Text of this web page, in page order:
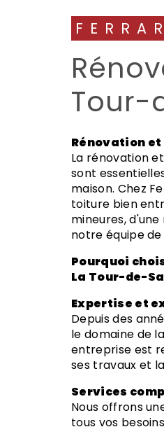
Rénovation toiture à La
Tour-
Rénovation
La rénovation
sont
maison. Chez
toiture bien
mineures,
notre équipe
Pourquoi choisir Ferraris SAS pour vos travaux de toiture à
La Tour-de-
Expertise et
Depuis des
le domaine de
entreprise est
ses travaux et
Services
Nous offrons
tous vos